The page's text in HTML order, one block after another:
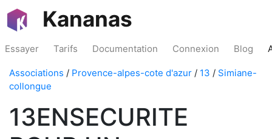
Kananas
Essayer Tarifs Documentation Connexion Blog
Associations / Provence-alpes-cote d'azur / 13 / Simiane-
collongue
13ENSECURITE